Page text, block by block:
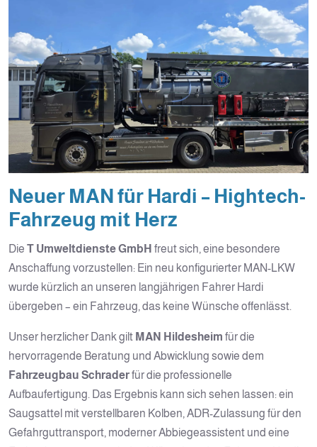
Neuer MAN für Hardi – Hightech-
Fahrzeug mit Herz
Die T Umweltdienste GmbH freut sich, eine besondere
Anschaffung vorzustellen: Ein neu konfigurierter MAN-LKW
wurde kürzlich an unseren langjährigen Fahrer Hardi
übergeben – ein Fahrzeug, das keine Wünsche offenlässt.
Unser herzlicher Dank gilt MAN Hildesheim für die
hervorragende Beratung und Abwicklung sowie dem
Fahrzeugbau Schraderfür die professionelle
Aufbaufertigung. Das Ergebnis kann sich sehen lassen: ein
Saugsattel mit verstellbaren Kolben, ADR-Zulassung für den
Gefahrguttransport, moderner Abbiegeassistent und eine